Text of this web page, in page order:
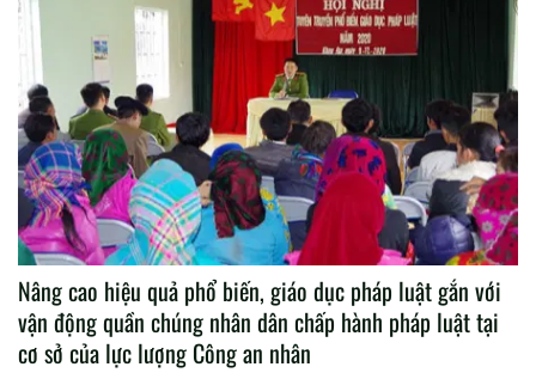
Nâng cao hiệu quả phổ biến, giáo dục pháp luật gắn với
vận động quần chúng nhân dân chấp hành pháp luật tại
cơ sở của lực lượng Công an nhân